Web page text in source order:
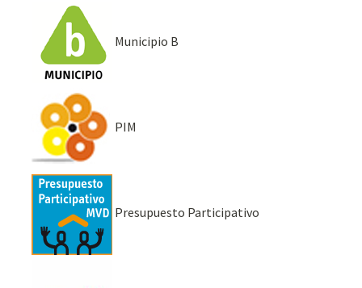
Municipio B
PIM
Presupuesto Participativo